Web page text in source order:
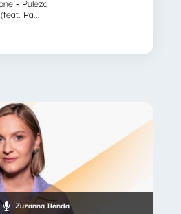
Pa...
Zuzanna Iłenda